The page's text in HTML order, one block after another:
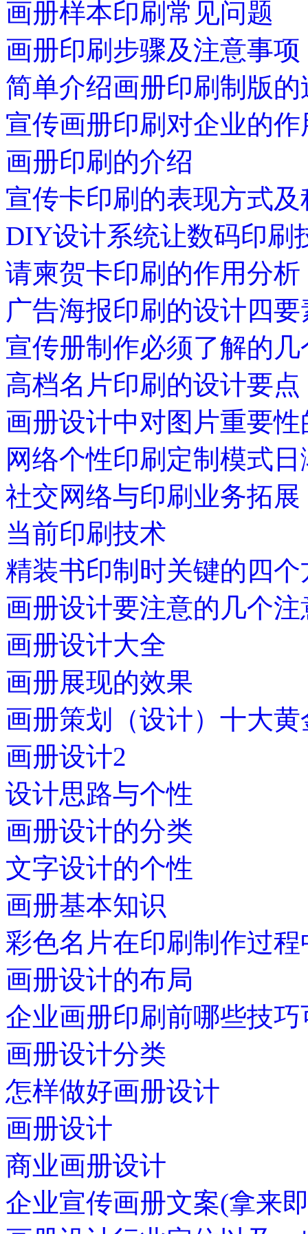
画册样本印刷常见问题
画册印刷步骤及注意事项
简单介绍画册印刷制版的
宣传画册印刷对企业的作
画册印刷的介绍
宣传卡印刷的表现方式及
DIY设计系统让数码印刷
请柬贺卡印刷的作用分析
广告海报印刷的设计四要
宣传册制作必须了解的几
高档名片印刷的设计要点
画册设计中对图片重要性
网络个性印刷定制模式
社交网络与印刷业务拓展
当前印刷技术
精装书印制时关键的四个
画册设计要注意的几个注
画册设计大全
画册展现的效果
画册策划（设计）十大黄
画册设计2
设计思路与个性
画册设计的分类
文字设计的个性
画册基本知识
彩色名片在印刷制作过
画册设计的布局
企业画册印刷前哪些技
画册设计分类
怎样做好画册设计
画册设计
商业画册设计
企业宣传画册文案(拿来